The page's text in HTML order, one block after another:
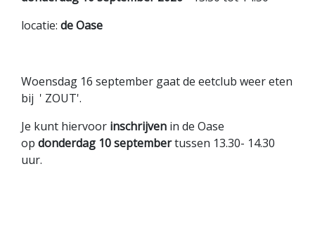
locatie: de Oase
Woensdag 16 september gaat de eetclub weer eten
bij ' ZOUT'.
Je kunt hiervoor inschrijven in de Oase
op donderdag 10 septembertussen 13.30- 14.30
uur.